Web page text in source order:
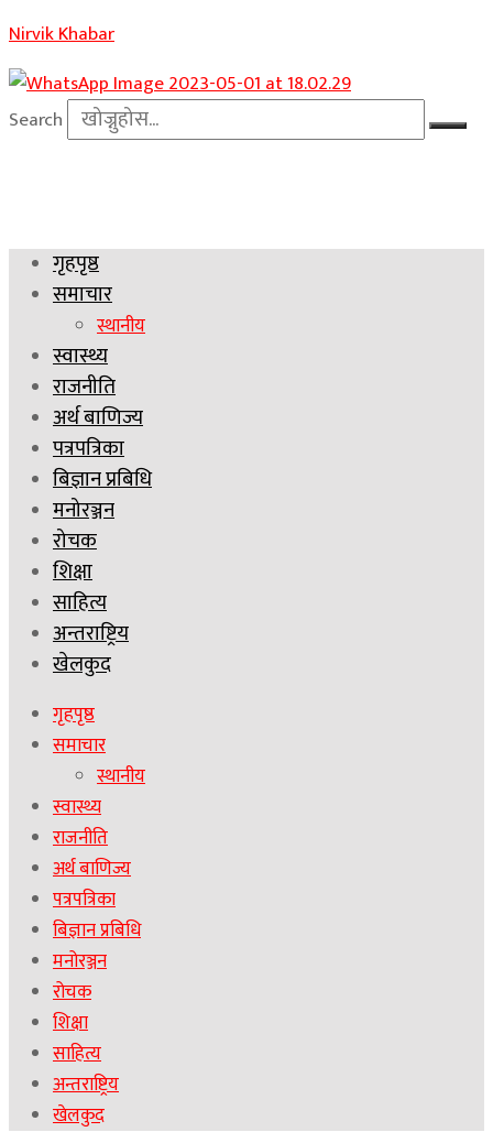
Nirvik Khabar
Search
गृहपृष्ठ
समाचार
स्थानीय
स्वास्थ्य
राजनीति
अर्थ बाणिज्य
पत्रपत्रिका
बिज्ञान प्रबिधि
मनोरञ्जन
रोचक
शिक्षा
साहित्य
अन्तराष्ट्रिय
खेलकुद
गृहपृष्ठ
समाचार
स्थानीय
स्वास्थ्य
राजनीति
अर्थ बाणिज्य
पत्रपत्रिका
बिज्ञान प्रबिधि
मनोरञ्जन
रोचक
शिक्षा
साहित्य
अन्तराष्ट्रिय
खेलकुद